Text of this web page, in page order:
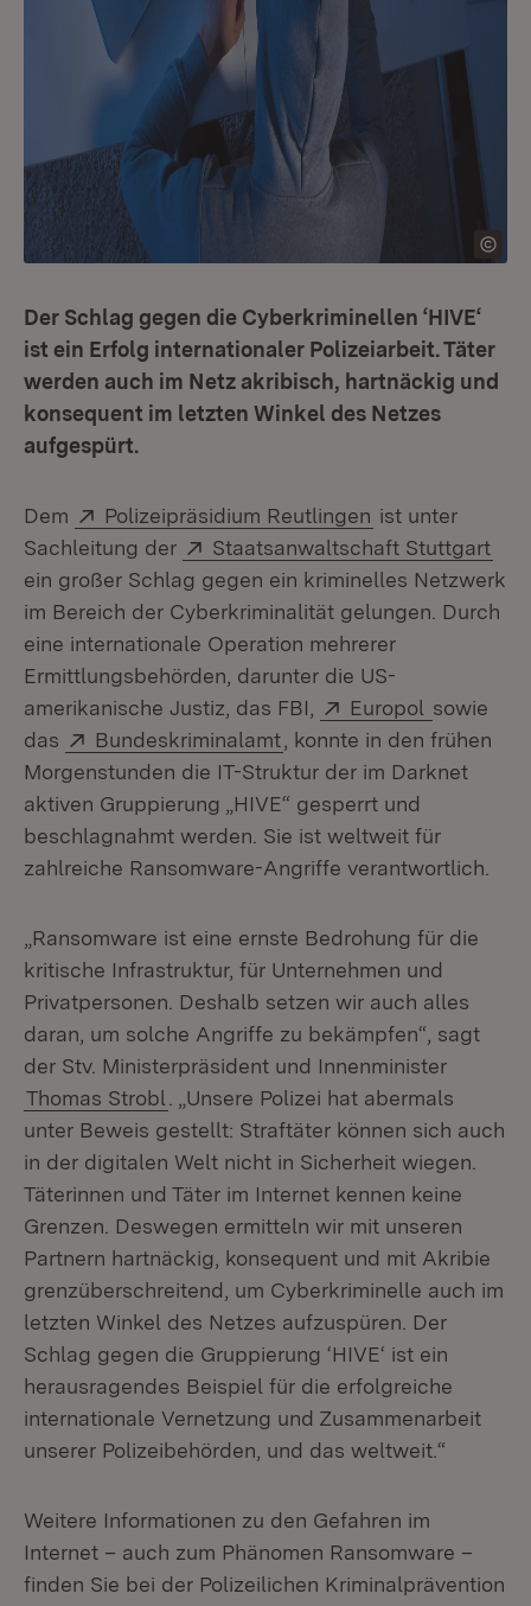
Der Schlag gegen die Cyberkriminellen ‘HIVE‘
ist ein Erfolg internationaler Polizeiarbeit. Täter
werden auch im Netz akribisch, hartnäckig und
konsequent im letzten Winkel des Netzes
aufgespürt.
Dem Extern:
Polizeipräsidium Reutlingen (Öffnet in
ist unter
Sachleitung der
Extern:
Staatsanwaltschaft Stuttgart
ein großer Schlag gegen ein kriminelles Netzwerk
im Bereich der Cyberkriminalität gelungen. Durch
eine internationale Operation mehrerer
Ermittlungsbehörden, darunter die US-
amerikanische Justiz, das FBI,
Extern:
Europol (Öffnet in
sowie
das
Extern:
Bundeskriminalamt (Öffnet in neuem Fenster)
, konnte in den frühen
Morgenstunden die IT-Struktur der im Darknet
aktiven Gruppierung „HIVE“ gesperrt und
beschlagnahmt werden. Sie ist weltweit für
zahlreiche Ransomware-Angriffe verantwortlich.
„Ransomware ist eine ernste Bedrohung für die
kritische Infrastruktur, für Unternehmen und
Privatpersonen. Deshalb setzen wir auch alles
daran, um solche Angriffe zu bekämpfen“, sagt
der Stv. Ministerpräsident und Innenminister
Thomas Strobl
. „Unsere Polizei hat abermals
unter Beweis gestellt: Straftäter können sich auch
in der digitalen Welt nicht in Sicherheit wiegen.
Täterinnen und Täter im Internet kennen keine
Grenzen. Deswegen ermitteln wir mit unseren
Partnern hartnäckig, konsequent und mit Akribie
grenzüberschreitend, um Cyberkriminelle auch im
letzten Winkel des Netzes aufzuspüren. Der
Schlag gegen die Gruppierung ‘HIVE‘ ist ein
herausragendes Beispiel für die erfolgreiche
internationale Vernetzung und Zusammenarbeit
unserer Polizeibehörden, und das weltweit.“
Weitere Informationen zu den Gefahren im
Internet – auch zum Phänomen Ransomware –
finden Sie bei der Polizeilichen Kriminalprävention